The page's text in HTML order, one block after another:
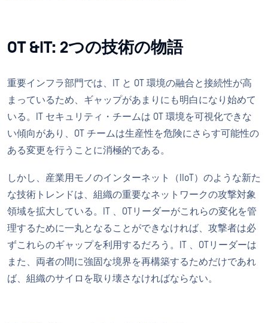
OT &IT: 2つの技術の物語
重要インフラ部門では、IT と OT 環境の融合と接続性が高
まっているため、ギャップがあまりにも明白になり始めて
いる。IT セキュリティ・チームは OT 環境を可視化できな
い傾向があり、OT チームは生産性を危険にさらす可能性の
ある変更を行うことに消極的である。
しかし、産業用モノのインターネット（IIoT）のような新た
な技術トレンドは、組織の重要なネットワークの攻撃対象
領域を拡大している。IT 、OTリーダーがこれらの変化を管
理するために一丸となることができなければ、攻撃者は必
ずこれらのギャップを利用するだろう。IT 、OTリーダーは
また、両者の間に強固な境界を再構築するためだけであれ
ば、組織のサイロを取り壊さなければならない。